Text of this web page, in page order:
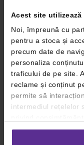
Acest site utilizează
Noi, împreună cu
pentru a stoca și
precum date de
personaliza
traficului de pe site.
reclame și conținut
permite să
intermediul rețelelor
consimțământul
setările dvs. de